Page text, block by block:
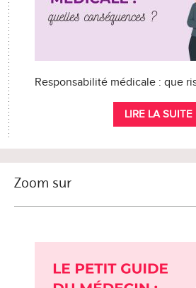
Responsabilité médicale : que
LIRE LA SUITE
Zoom sur